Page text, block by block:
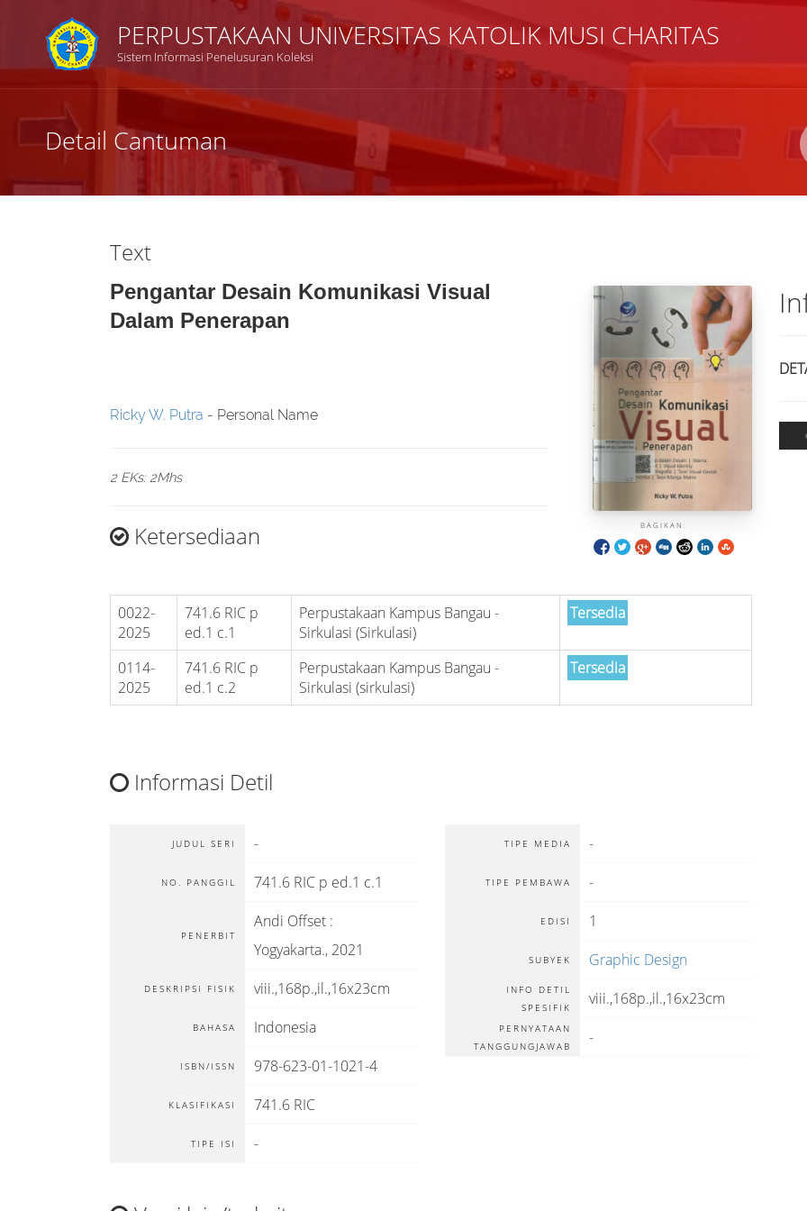
PERPUSTAKAAN UNIVERSITAS KATOLIK MUSI CHARITAS
Sistem Informasi Penelusuran Koleksi
Detail Cantuman
Text
Pengantar Desain Komunikasi Visual
Dalam Penerapan
BAGIKAN:
Ricky W. Putra - Personal Name
2 EKs: 2Mhs
Ketersediaan
0022-
2025
741.6 RIC p
ed.1 c.1
Perpustakaan Kampus Bangau -
Sirkulasi (Sirkulasi)
Tersedia
0114-
2025
741.6 RIC p
ed.1 c.2
Perpustakaan Kampus Bangau -
Sirkulasi (sirkulasi)
Tersedia
Informasi Detil
JUDUL SERI -
NO. PANGGIL 741.6 RIC p ed.1 c.1
PENERBIT
Andi Offset :
Yogyakarta., 2021
DESKRIPSI FISIK viii.,168p.,il.,16x23cm
BAHASA Indonesia
ISBN/ISSN 978-623-01-1021-4
KLASIFIKASI 741.6 RIC
TIPE ISI -
TIPE MEDIA -
TIPE PEMBAWA -
EDISI 1
SUBYEK Graphic Design
INFO DETIL
SPESIFIK
viii.,168p.,il.,16x23cm
PERNYATAAN
TANGGUNGJAWAB
-
ISBN/ISSN